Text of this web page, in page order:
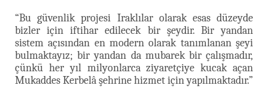
“Bu güvenlik projesi Iraklılar olarak esas düzeyde
bizler için iftihar edilecek bir şeydir. Bir yandan
sistem açısından en modern olarak tanımlanan şeyi
bulmaktayız; bir yandan da mubarek bir çalışmadır,
çünkü her yıl milyonlarca ziyaretçiye kucak açan
Mukaddes Kerbelâ şehrine hizmet için yapılmaktadır.”